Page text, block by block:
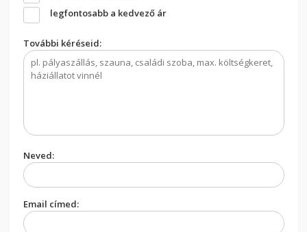
legfontosabb a kedvező ár
További kéréseid:
Neved:
Email címed: